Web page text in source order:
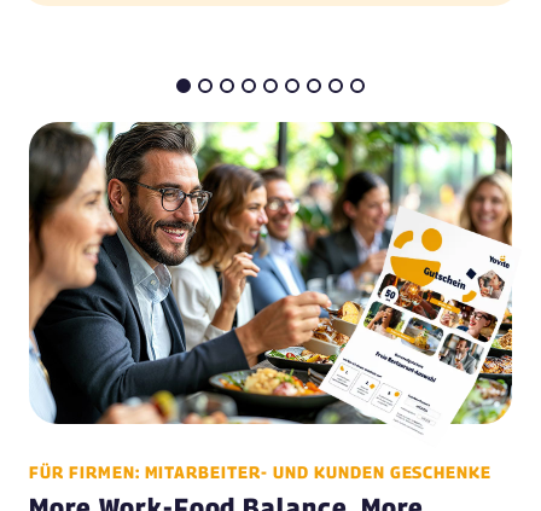
FÜR FIRMEN: MITARBEITER- UND KUNDEN GESCHENKE